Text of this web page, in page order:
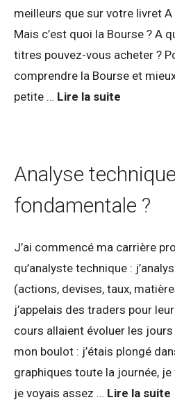
meilleurs que sur votre livret
Mais c’est quoi la Bourse ? A
titres pouvez-vous acheter ?
comprendre la Bourse et
petite … Lire la suite
Analyse
fondamentale ?
J’ai commencé ma carrière
qu’analyste technique :
(actions, devises, taux,
j’appelais des traders pour
cours allaient évoluer les
mon boulot : j’étais plongé
graphiques toute la journée,
je voyais assez … Lire la suite